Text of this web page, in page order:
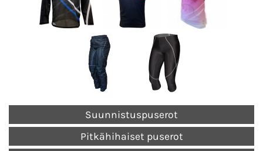
Suunnistuspuserot
Pitkähihaiset puserot